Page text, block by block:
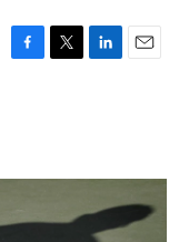
F
o
T
r
L
I
n
E